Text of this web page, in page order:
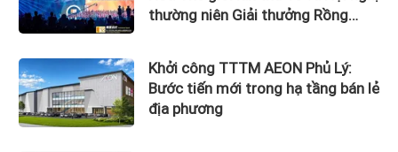
thường niên Giải thưởng Rồng
trọng thể
Khởi công TTTM AEON Phủ Lý:
Bước tiến mới trong hạ tầng bán lẻ
địa phương